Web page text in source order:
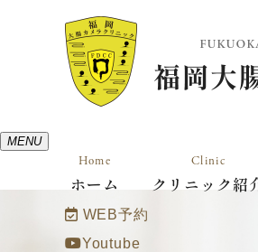
MENU
Home
ホーム
Clinic
クリニック紹
WEB予約
Youtube